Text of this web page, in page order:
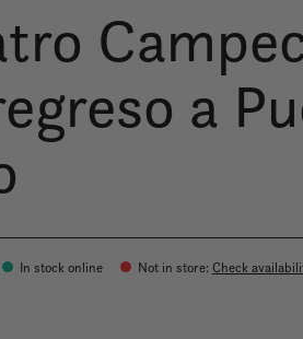
a
In stock online Not in store:Check